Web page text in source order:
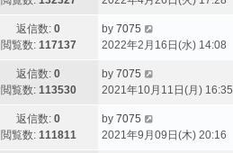
返信数:0
閲覧数: 117137
by 7075
2022年2月16日(水) 14:08
返信数:0
閲覧数: 113530
by 7075
2021年10月11日(月) 16:35
返信数:0
閲覧数: 111811
by 7075
2021年9月09日(木) 20:16